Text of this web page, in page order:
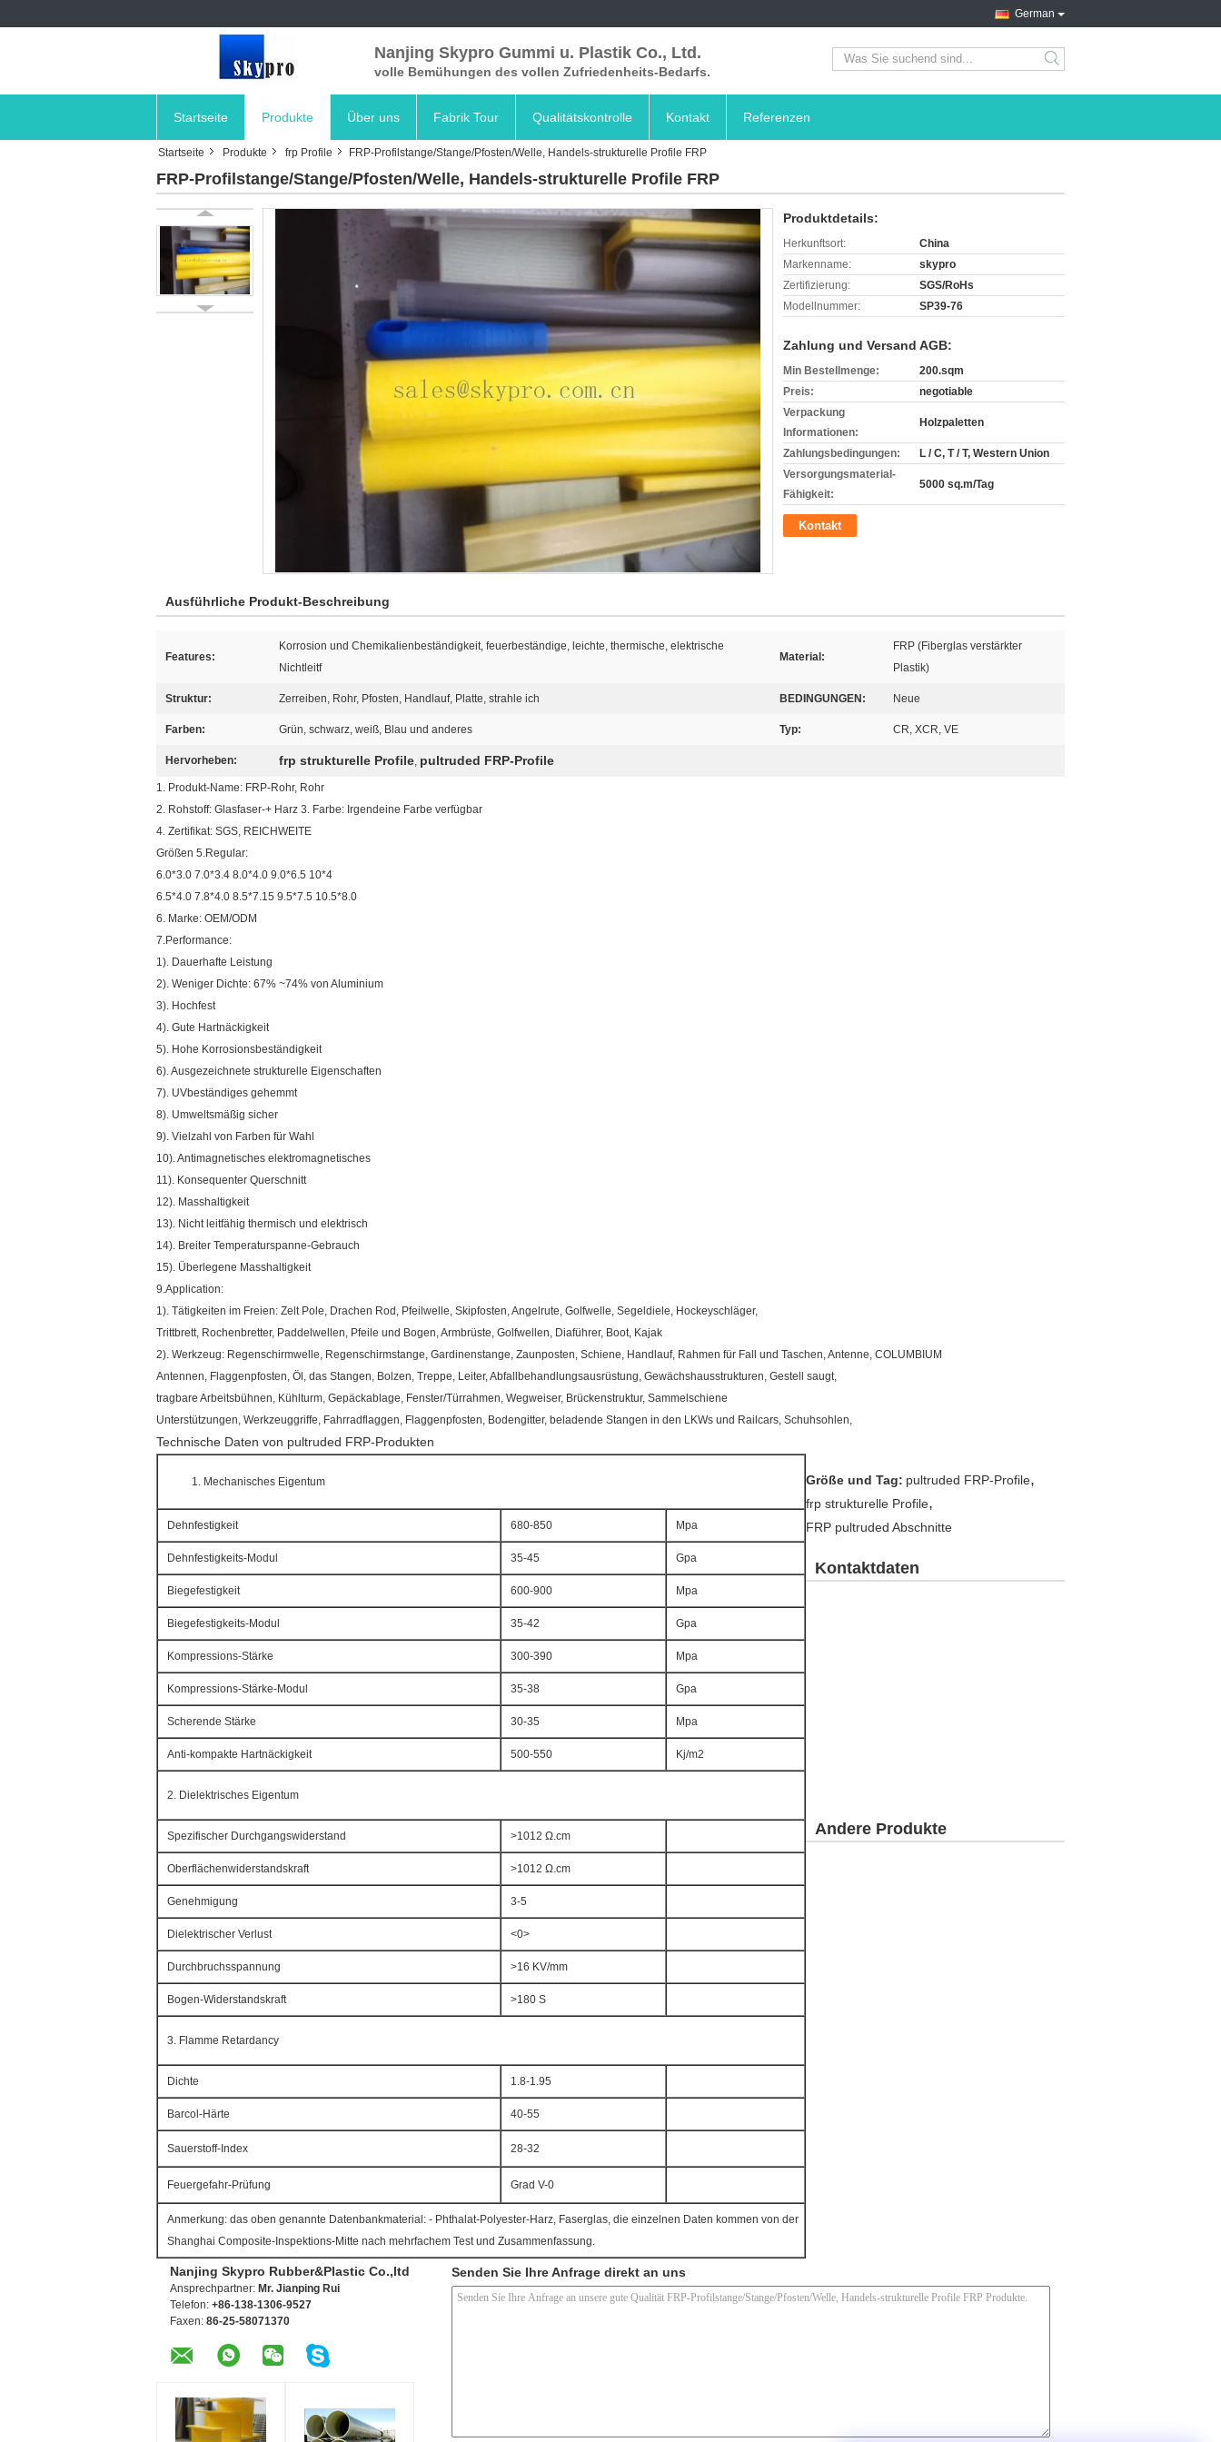
German
Nanjing Skypro Gummi u. Plastik Co., Ltd.
volle Bemühungen des vollen Zufriedenheits-Bedarfs. search
Startseite Produkte Über uns Fabrik Tour Qualitätskontrolle Kontakt Referenzen
Startseite Produkte frp Profile FRP-Profilstange/Stange/Pfosten/Welle, Handels-strukturelle Profile FRP
FRP-Profilstange/Stange/Pfosten/Welle, Handels-strukturelle Profile FRP
Produktdetails:
Herkunftsort:
China
Markenname:
skypro
Zertifizierung:
SGS/RoHs
Modellnummer:
SP39-76
Zahlung und Versand AGB:
Min Bestellmenge:
200.sqm
Preis:
negotiable
Verpackung
Informationen:
Holzpaletten
Zahlungsbedingungen:
L / C, T / T, Western Union
Versorgungsmaterial-
Fähigkeit:
5000 sq.m/Tag
Kontakt
Ausführliche Produkt-Beschreibung
Features:
Korrosion und Chemikalienbeständigkeit, feuerbeständige, leichte, thermische, elektrische
Nichtleitf
Material:
FRP (Fiberglas verstärkter
Plastik)
Struktur: Zerreiben, Rohr, Pfosten, Handlauf, Platte, strahle ich BEDINGUNGEN: Neue
Farben: Grün, schwarz, weiß, Blau und anderes Typ: CR, XCR, VE
Hervorheben: frp strukturelle Profile, pultruded FRP-Profile
1. Produkt-Name: FRP-Rohr, Rohr
2. Rohstoff: Glasfaser-+ Harz 3. Farbe: Irgendeine Farbe verfügbar
4. Zertifikat: SGS, REICHWEITE
Größen 5.Regular:
6.0*3.0 7.0*3.4 8.0*4.0 9.0*6.5 10*4
6.5*4.0 7.8*4.0 8.5*7.15 9.5*7.5 10.5*8.0
6. Marke: OEM/ODM
7.Performance:
1). Dauerhafte Leistung
2). Weniger Dichte: 67% ~74% von Aluminium
3). Hochfest
4). Gute Hartnäckigkeit
5). Hohe Korrosionsbeständigkeit
6). Ausgezeichnete strukturelle Eigenschaften
7). UVbeständiges gehemmt
8). Umweltsmäßig sicher
9). Vielzahl von Farben für Wahl
10). Antimagnetisches elektromagnetisches
11). Konsequenter Querschnitt
12). Masshaltigkeit
13). Nicht leitfähig thermisch und elektrisch
14). Breiter Temperaturspanne-Gebrauch
15). Überlegene Masshaltigkeit
9.Application:
1). Tätigkeiten im Freien: Zelt Pole, Drachen Rod, Pfeilwelle, Skipfosten, Angelrute, Golfwelle, Segeldiele, Hockeyschläger,
Trittbrett, Rochenbretter, Paddelwellen, Pfeile und Bogen, Armbrüste, Golfwellen, Diaführer, Boot, Kajak
2). Werkzeug: Regenschirmwelle, Regenschirmstange, Gardinenstange, Zaunposten, Schiene, Handlauf, Rahmen für Fall und Taschen, Antenne, COLUMBIUM
Antennen, Flaggenpfosten, Öl, das Stangen, Bolzen, Treppe, Leiter, Abfallbehandlungsausrüstung, Gewächshausstrukturen, Gestell saugt,
tragbare Arbeitsbühnen, Kühlturm, Gepäckablage, Fenster/Türrahmen, Wegweiser, Brückenstruktur, Sammelschiene
Unterstützungen, Werkzeuggriffe, Fahrradflaggen, Flaggenpfosten, Bodengitter, beladende Stangen in den LKWs und Railcars, Schuhsohlen,
Technische Daten von pultruded FRP-Produkten
Mechanisches Eigentum
Dehnfestigkeit 680-850 Mpa
Dehnfestigkeits-Modul 35-45 Gpa
Biegefestigkeit 600-900 Mpa
Biegefestigkeits-Modul 35-42 Gpa
Kompressions-Stärke 300-390 Mpa
Kompressions-Stärke-Modul 35-38 Gpa
Scherende Stärke 30-35 Mpa
Anti-kompakte Hartnäckigkeit 500-550 Kj/m2
2. Dielektrisches Eigentum
Spezifischer Durchgangswiderstand >1012 Ω.cm
Oberflächenwiderstandskraft >1012 Ω.cm
Genehmigung 3-5
Dielektrischer Verlust <0>
Durchbruchsspannung >16 KV/mm
Bogen-Widerstandskraft >180 S
3. Flamme Retardancy
Dichte 1.8-1.95
Barcol-Härte 40-55
Sauerstoff-Index 28-32
Feuergefahr-Prüfung Grad V-0
Anmerkung: das oben genannte Datenbankmaterial: - Phthalat-Polyester-Harz, Faserglas, die einzelnen Daten kommen von der
Shanghai Composite-Inspektions-Mitte nach mehrfachem Test und Zusammenfassung.
Größe und Tag: pultruded FRP-Profile,
frp strukturelle Profile,
FRP pultruded Abschnitte
Kontaktdaten
Nanjing Skypro Rubber&Plastic Co.,ltd
Ansprechpartner: Mr. Jianping Rui
Telefon: +86-138-1306-9527
Faxen: 86-25-58071370
Senden Sie Ihre Anfrage direkt an uns
Andere Produkte